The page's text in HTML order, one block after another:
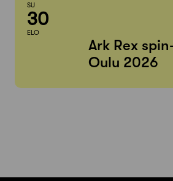
SU
30
ELO
Ark Rex
Oulu 2026